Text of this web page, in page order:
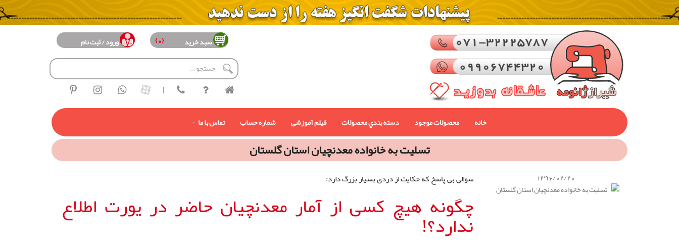
سبد خرید (0) ورود / ثبت نام
|
خانه محصولات موجود دسته بندي محصولات فیلم آموزشی شماره حساب تماس با ما
تسليت به خانواده معدنچيان استان گلستان
1396/02/20 سوالی بی پاسخ که حکایت از دردی بسیار بزرگ دارد:
چگونه هيچ کسی از آمار معدنچیان حاضر در یورت اطلاع
ندارد؟!